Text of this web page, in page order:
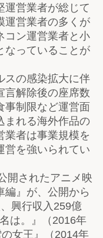
営業者が総じて
運営業者の多くが
コン運営業者と小
なっていることが
の感染拡大に伴
言解除後の座席数
事制限など運営面
まれる海外作品の
業者は事業規模を
営を強いられてい
開されたアニメ映
編』が、公開から
興行収入259億
は。』（2016年
女王』（2014年